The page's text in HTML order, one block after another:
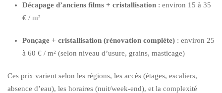
Décapage d’anciens films + cristallisation : environ 15 à 35
€ / m²
Ponçage + cristallisation (rénovation complète) : environ 25
à 60 € / m² (selon niveau d’usure, grains, masticage)
Ces prix varient selon les régions, les accès (étages, escaliers,
absence d’eau), les horaires (nuit/week-end), et la complexité